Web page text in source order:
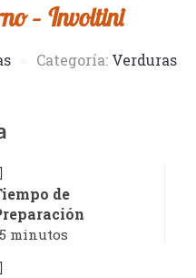
– Involtini
Categoría: Verduras
de
minutos